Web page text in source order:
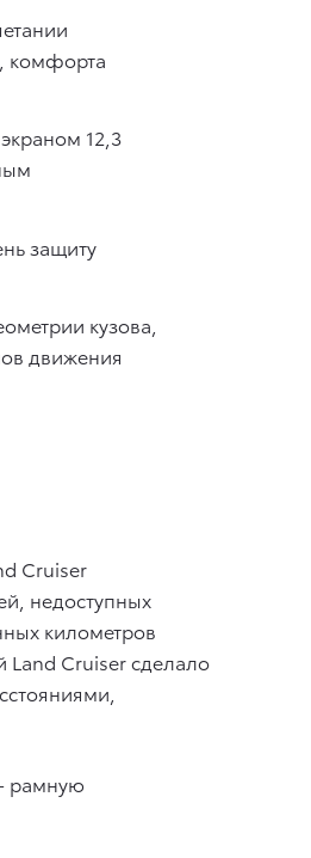
комфорта
12,3
защиту
кузова,
движения
Cruiser
недоступных
километров
Land Cruiser сделало
рамную